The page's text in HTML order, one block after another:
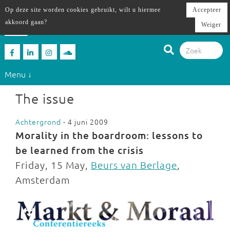
Menu ↓
The issue
Achtergrond - 4 juni 2009
Morality in the boardroom: lessons to
be learned from the crisis
Friday, 15 May, Beurs van Berlage,
Amsterdam
Op deze site worden cookies gebruikt, wilt u hiermee
akkoord gaan?
Accepteer
Weiger